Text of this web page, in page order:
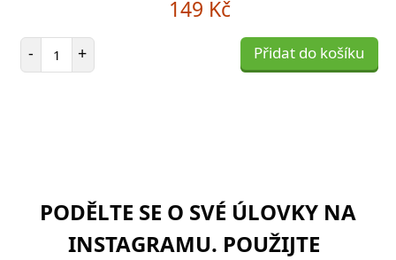
149 Kč
- Počet položek
+ Přidat do košíku
PODĚLTE SE O SVÉ ÚLOVKY NA
INSTAGRAMU. POUŽIJTE